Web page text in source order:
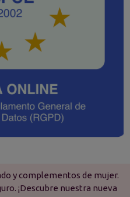
y complementos de mujer.
¡Descubre nuestra nueva